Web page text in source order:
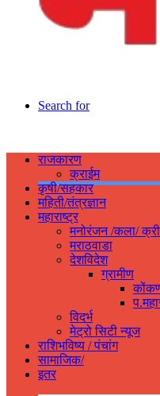
Search for
राजकारण
क्राईम
कृषी/सहकार
महिती/तंत्रज्ञान
महाराष्ट्र
मनोरंजन /कला/
मराठवाडा
देशविदेश
ग्रामीण
विदर्भ
मेट्रो सिटी न्यूज
राशिभविष्य / पंचांग
सामाजिक/
इतर